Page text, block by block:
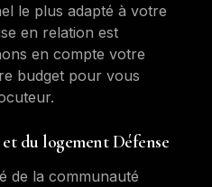
le plus adapté à votre
en relation est
en compte votre
budget pour vous
du logement Défense
de la communauté